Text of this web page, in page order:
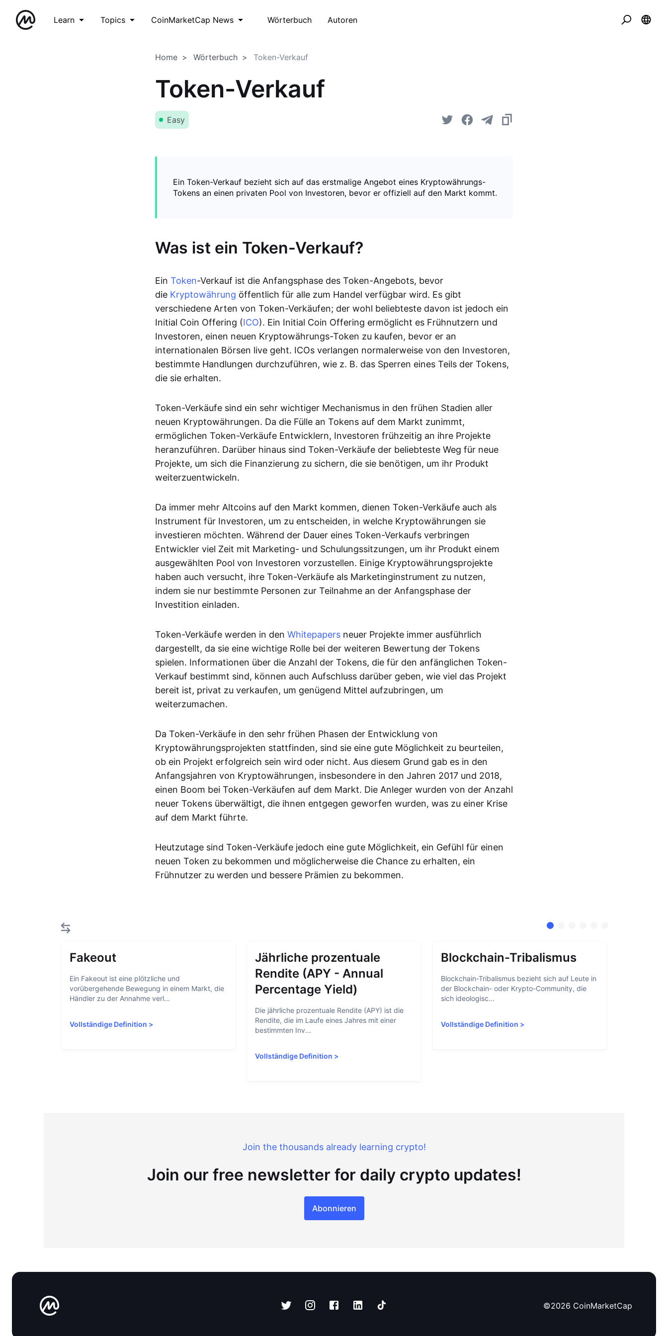
Learn Topics CoinMarketCap News Wörterbuch Autoren
Home Wörterbuch Token-Verkauf
Token-Verkauf
Easy
Ein Token-Verkauf bezieht sich auf das erstmalige Angebot eines Kryptowährungs-
Tokens an einen privaten Pool von Investoren, bevor er offiziell auf den Markt kommt.
Was ist ein Token-Verkauf?
Ein Token-Verkauf ist die Anfangsphase des Token-Angebots, bevor
die Kryptowährung öffentlich für alle zum Handel verfügbar wird. Es gibt
verschiedene Arten von Token-Verkäufen; der wohl beliebteste davon ist jedoch ein
Initial Coin Offering (ICO). Ein Initial Coin Offering ermöglicht es Frühnutzern und
Investoren, einen neuen Kryptowährungs-Token zu kaufen, bevor er an
internationalen Börsen live geht. ICOs verlangen normalerweise von den Investoren,
bestimmte Handlungen durchzuführen, wie z. B. das Sperren eines Teils der Tokens,
die sie erhalten.
Token-Verkäufe sind ein sehr wichtiger Mechanismus in den frühen Stadien aller
neuen Kryptowährungen. Da die Fülle an Tokens auf dem Markt zunimmt,
ermöglichen Token-Verkäufe Entwicklern, Investoren frühzeitig an ihre Projekte
heranzuführen. Darüber hinaus sind Token-Verkäufe der beliebteste Weg für neue
Projekte, um sich die Finanzierung zu sichern, die sie benötigen, um ihr Produkt
weiterzuentwickeln.
Da immer mehr Altcoins auf den Markt kommen, dienen Token-Verkäufe auch als
Instrument für Investoren, um zu entscheiden, in welche Kryptowährungen sie
investieren möchten. Während der Dauer eines Token-Verkaufs verbringen
Entwickler viel Zeit mit Marketing- und Schulungssitzungen, um ihr Produkt einem
ausgewählten Pool von Investoren vorzustellen. Einige Kryptowährungsprojekte
haben auch versucht, ihre Token-Verkäufe als Marketinginstrument zu nutzen,
indem sie nur bestimmte Personen zur Teilnahme an der Anfangsphase der
Investition einladen.
Token-Verkäufe werden in den Whitepapers neuer Projekte immer ausführlich
dargestellt, da sie eine wichtige Rolle bei der weiteren Bewertung der Tokens
spielen. Informationen über die Anzahl der Tokens, die für den anfänglichen Token-
Verkauf bestimmt sind, können auch Aufschluss darüber geben, wie viel das Projekt
bereit ist, privat zu verkaufen, um genügend Mittel aufzubringen, um
weiterzumachen.
Da Token-Verkäufe in den sehr frühen Phasen der Entwicklung von
Kryptowährungsprojekten stattfinden, sind sie eine gute Möglichkeit zu beurteilen,
ob ein Projekt erfolgreich sein wird oder nicht. Aus diesem Grund gab es in den
Anfangsjahren von Kryptowährungen, insbesondere in den Jahren 2017 und 2018,
einen Boom bei Token-Verkäufen auf dem Markt. Die Anleger wurden von der Anzahl
neuer Tokens überwältigt, die ihnen entgegen geworfen wurden, was zu einer Krise
auf dem Markt führte.
Heutzutage sind Token-Verkäufe jedoch eine gute Möglichkeit, ein Gefühl für einen
neuen Token zu bekommen und möglicherweise die Chance zu erhalten, ein
Frühnutzer zu werden und bessere Prämien zu bekommen.
Fakeout
Ein Fakeout ist eine plötzliche und
vorübergehende Bewegung in einem Markt, die
Händler zu der Annahme verl...
Vollständige Definition >
Jährliche prozentuale
Rendite (APY - Annual
Percentage Yield)
Die jährliche prozentuale Rendite (APY) ist die
Rendite, die im Laufe eines Jahres mit einer
bestimmten Inv...
Vollständige Definition >
Blockchain-Tribalismus
Blockchain-Tribalismus bezieht sich auf Leute in
der Blockchain- oder Krypto-Community, die
sich ideologisc...
Vollständige Definition >
Join the thousands already learning crypto!
Join our free newsletter for daily crypto updates!
Abonnieren
©2026 CoinMarketCap